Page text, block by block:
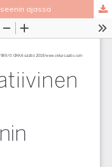
ajassa
valtuuskunta